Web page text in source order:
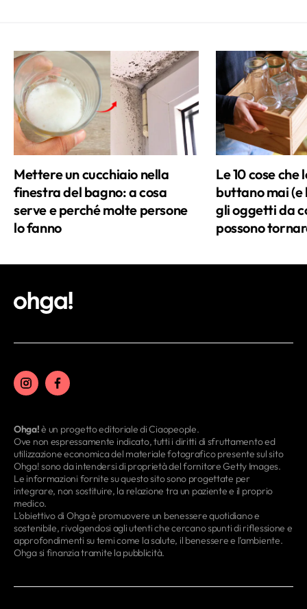
star dietro alla curiosità galoppante che
mi porta a spulciare tra le pagine di
scienza e a curiosare tra le novità al
cinema, a scartabellare dati e a leggere
pigne di libri. È un lavoro difficile ma
divertente e soprattutto lungo. Perché si
sa, in ognuno di noi c’è sempre una
nuova frontiera da scoprire.
Mettere un cucchiaio nella
finestra del bagno: a cosa
serve e perché molte persone
lo fanno
Le 10 cose che
buttano mai (e
gli oggetti da
possono
Ohga!è un progetto editoriale di Ciaopeople.
Ove non espressamente indicato, tutti i diritti di sfruttamento ed
utilizzazione economica del materiale fotografico presente sul sito
Ohga! sono da intendersi di proprietà del fornitore Getty Images.
Le informazioni fornite su questo sito sono progettate per
integrare, non sostituire, la relazione tra un paziente e il proprio
medico.
L’obiettivo di Ohga è promuovere un benessere quotidiano e
sostenibile, rivolgendosi agli utenti che cercano spunti di riflessione e
approfondimenti su temi come la salute, il benessere e l’ambiente.
Ohga si finanzia tramite la pubblicità.